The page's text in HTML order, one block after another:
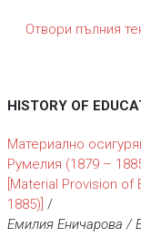
Отвори пълния
HISTORY OF
Материално
Румелия (1879 –
[Material Provision of
1885)] /
Емилия Еничарова /